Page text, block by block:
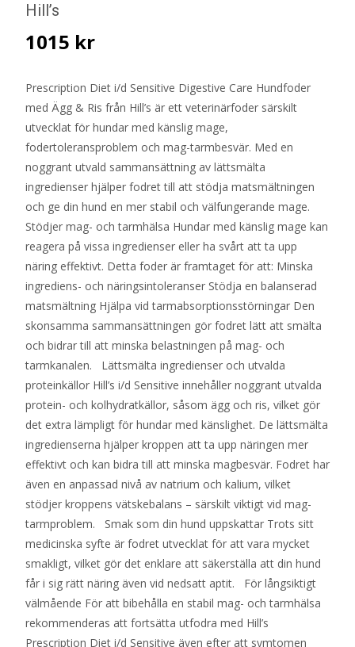
Hill’s
1015 kr
Prescription Diet i/d Sensitive Digestive Care Hundfoder
med Ägg & Ris från Hill’s är ett veterinärfoder särskilt
utvecklat för hundar med känslig mage,
fodertoleransproblem och mag-tarmbesvär. Med en
noggrant utvald sammansättning av lättsmälta
ingredienser hjälper fodret till att stödja matsmältningen
och ge din hund en mer stabil och välfungerande mage.
Stödjer mag- och tarmhälsa Hundar med känslig mage kan
reagera på vissa ingredienser eller ha svårt att ta upp
näring effektivt. Detta foder är framtaget för att: Minska
ingrediens- och näringsintoleranser Stödja en balanserad
matsmältning Hjälpa vid tarmabsorptionsstörningar Den
skonsamma sammansättningen gör fodret lätt att smälta
och bidrar till att minska belastningen på mag- och
tarmkanalen. Lättsmälta ingredienser och utvalda
proteinkällor Hill’s i/d Sensitive innehåller noggrant utvalda
protein- och kolhydratkällor, såsom ägg och ris, vilket gör
det extra lämpligt för hundar med känslighet. De lättsmälta
ingredienserna hjälper kroppen att ta upp näringen mer
effektivt och kan bidra till att minska magbesvär. Fodret har
även en anpassad nivå av natrium och kalium, vilket
stödjer kroppens vätskebalans – särskilt viktigt vid mag-
tarmproblem. Smak som din hund uppskattar Trots sitt
medicinska syfte är fodret utvecklat för att vara mycket
smakligt, vilket gör det enklare att säkerställa att din hund
får i sig rätt näring även vid nedsatt aptit. För långsiktigt
välmående För att bibehålla en stabil mag- och tarmhälsa
rekommenderas att fortsätta utfodra med Hill’s
Prescription Diet i/d Sensitive även efter att symtomen